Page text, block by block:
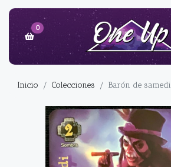
0
Inicio Colecciones Barón de samedi